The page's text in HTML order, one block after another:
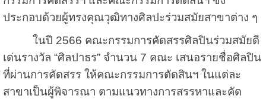
ประกอบด้วยผู้ทรงคุณวุฒิทางศิลปะร่วมสมัยสาขาต่าง ๆ
ในปี 2566 คณะกรรมการคัดสรรศิลปินร่วมสมัยดี
เด่นรางวัล “ศิลปาธร” จำนวน 7 คณะ เสนอรายชื่อศิลปิน
ที่ผ่านการคัดสรร ให้คณะกรรมการตัดสินฯ ในแต่ละ
สาขาเป็นผู้พิจารณา ตามแนวทางการสรรหาและคัด